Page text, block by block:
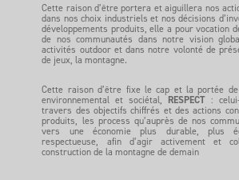
Cette raison d’être portera et aiguillera nos
dans nos choix industriels et nos décisions
développements produits, elle a pour vocation
de nos communautés dans notre vision
activités outdoor et dans notre volonté de
de jeux, la montagne.
Cette raison d’être fixe le cap et la portée
environnemental et sociétal, RESPECT :
travers des objectifs chiffrés et des actions
produits, les process qu’auprès de nos
vers une économie plus durable, plus
respectueuse, afin d’agir activement et
construction de la montagne de demain